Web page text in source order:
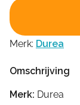
Merk: Durea
Omschrijving
Merk: Durea